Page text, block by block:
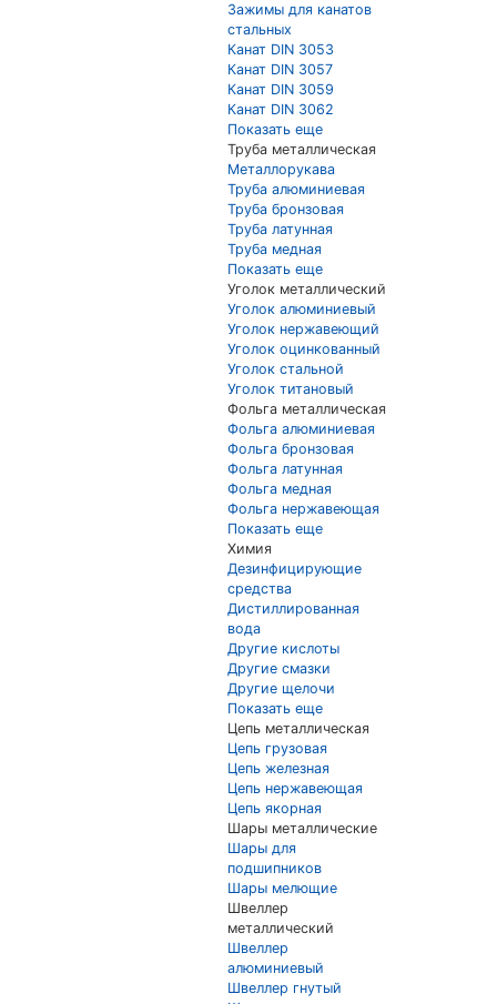
Зажимы для канатов
стальных
Канат DIN 3053
Канат DIN 3057
Канат DIN 3059
Канат DIN 3062
Показать еще
Труба металлическая
Металлорукава
Труба алюминиевая
Труба бронзовая
Труба латунная
Труба медная
Показать еще
Уголок металлический
Уголок алюминиевый
Уголок нержавеющий
Уголок оцинкованный
Уголок стальной
Уголок титановый
Фольга металлическая
Фольга алюминиевая
Фольга бронзовая
Фольга латунная
Фольга медная
Фольга нержавеющая
Показать еще
Химия
Дезинфицирующие
средства
Дистиллированная
вода
Другие кислоты
Другие смазки
Другие щелочи
Показать еще
Цепь металлическая
Цепь грузовая
Цепь железная
Цепь нержавеющая
Цепь якорная
Шары металлические
Шары для
подшипников
Шары мелющие
Швеллер
металлический
Швеллер
алюминиевый
Швеллер гнутый